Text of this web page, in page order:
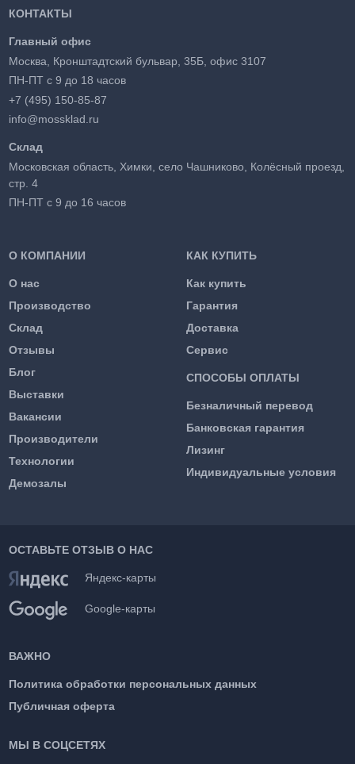
О КОМПАНИИ
О нас
Производство
Склад
Отзывы
Блог
Выставки
Вакансии
Производители
Технологии
Демозалы
КАК КУПИТЬ
Как купить
Гарантия
Доставка
Сервис
СПОСОБЫ ОПЛАТЫ
Безналичный перевод
Банковская гарантия
Лизинг
Индивидуальные условия
КОНТАКТЫ
Главный офис
Москва, Кронштадтский бульвар, 35Б, офис 3107
ПН-ПТ с 9 до 18 часов
+7 (495) 150-85-87
info@mossklad.ru
Склад
Московская область, Химки, село Чашниково, Колёсный проезд,
стр. 4
ПН-ПТ с 9 до 16 часов
ОСТАВЬТЕ ОТЗЫВ О НАС
Яндекс-карты
Google-карты
ВАЖНО
Политика обработки персональных данных
Публичная оферта
МЫ В СОЦСЕТЯХ